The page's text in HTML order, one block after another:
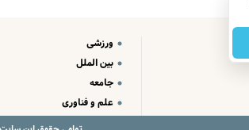
ورزشی
بین الملل
جامعه
علم و فناوری